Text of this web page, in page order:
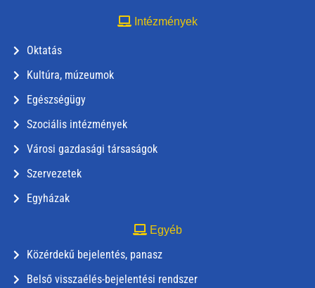
Intézmények
Oktatás
Kultúra, múzeumok
Egészségügy
Szociális intézmények
Városi gazdasági társaságok
Szervezetek
Egyházak
Egyéb
Közérdekű bejelentés, panasz
Belső visszaélés-bejelentési rendszer